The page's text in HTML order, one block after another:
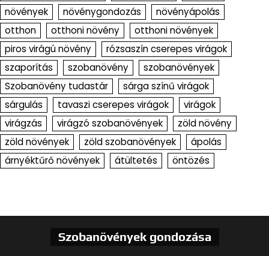
növények
növénygondozás
növényápolás
otthon
otthoni növény
otthoni növények
piros virágú növény
rózsaszín cserepes virágok
szaporítás
szobanövény
szobanövények
Szobanövény tudastár
sárga színű virágok
sárgulás
tavaszi cserepes virágok
virágok
virágzás
virágzó szobanövények
zöld növény
zöld növények
zöld szobanövények
ápolás
árnyéktűrő növények
átültetés öntözés
Szobanövények gondozása